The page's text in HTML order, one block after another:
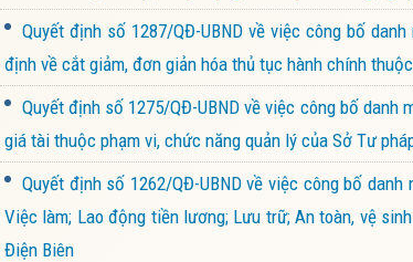
Quyết định số 1287/QĐ-UBND về việc công bố
định về cắt giảm, đơn giản hóa thủ tục hành chính
Quyết định số 1275/QĐ-UBND về việc công bố
giá tài thuộc phạm vi, chức năng quản lý của Sở Tư
Quyết định số 1262/QĐ-UBND về việc công bố
Việc làm; Lao động tiền lương; Lưu trữ; An toàn, vệ
Điện Biên